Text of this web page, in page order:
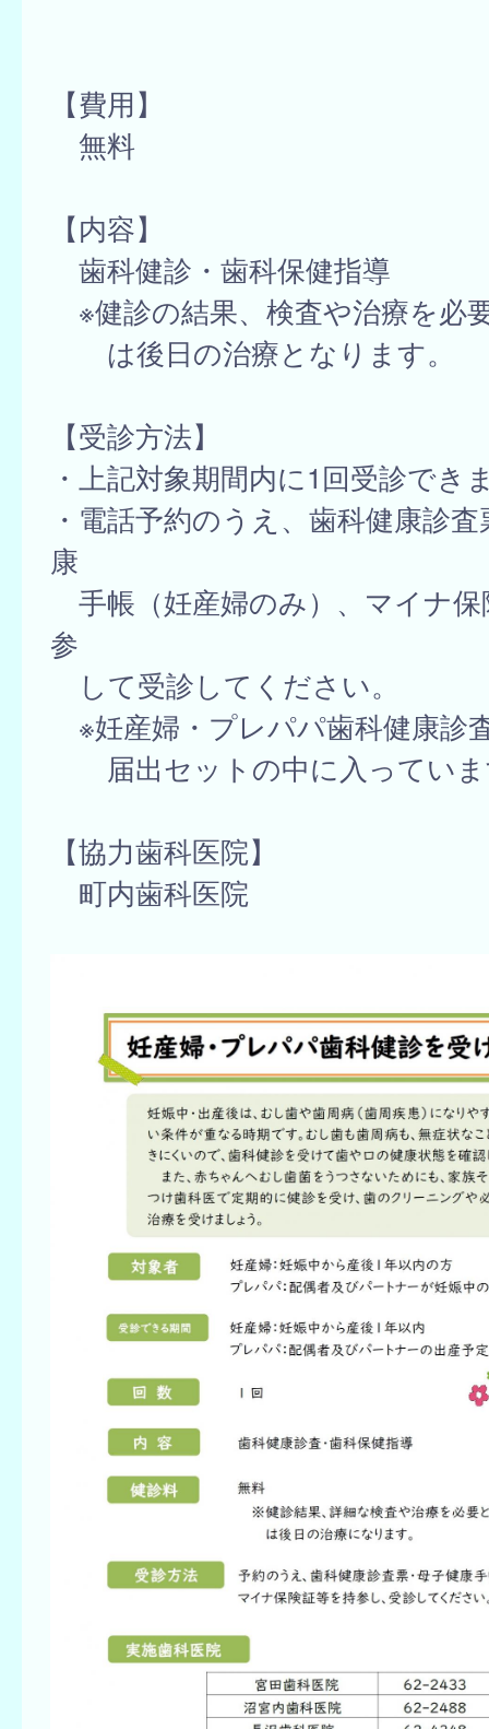
【費用】
無料
【内容】
歯科健診・歯科保健指導
※健診の結果、検査や治療を必
は後日の治療となります。
【受診方法】
・上記対象期間内に1回受診でき
・電話予約のうえ、歯科健康診
康
手帳（妊産婦のみ）、マイナ保
参
して受診してください。
※妊産婦・プレパパ歯科健康診
届出セットの中に入っていま
【協力歯科医院】
町内歯科医院